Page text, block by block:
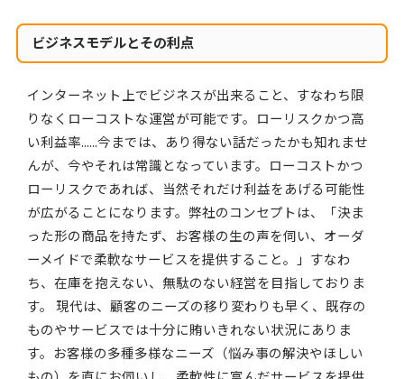
ビジネスモデルとその利点
インターネット上でビジネスが出来ること、すなわち限
りなくローコストな運営が可能です。ローリスクかつ高
い利益率......今までは、あり得ない話だったかも知れませ
んが、今やそれは常識となっています。ローコストかつ
ローリスクであれば、当然それだけ利益をあげる可能性
が広がることになります。弊社のコンセプトは、「決ま
った形の商品を持たず、お客様の生の声を伺い、オーダ
ーメイドで柔軟なサービスを提供すること。」すなわ
ち、在庫を抱えない、無駄のない経営を目指しておりま
す。 現代は、顧客のニーズの移り変わりも早く、既存の
ものやサービスでは十分に賄いきれない状況にありま
す。お客様の多種多様なニーズ（悩み事の解決やほしい